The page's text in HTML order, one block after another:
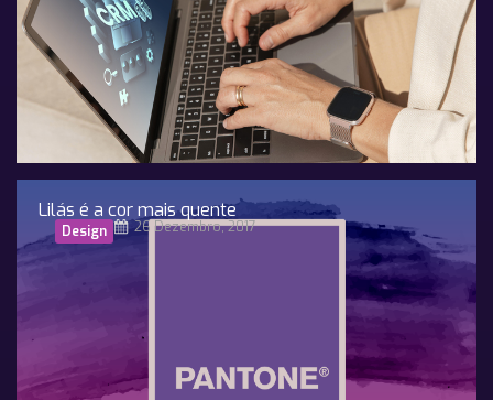
Lilás é a cor mais quente
Design 26 Dezembro, 2017